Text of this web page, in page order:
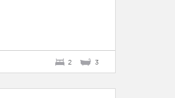
2 3